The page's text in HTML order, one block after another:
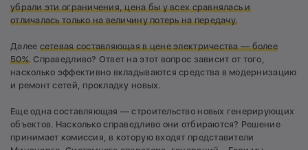
убрали эти ограничения, цена бы у всех сравнялась и
отличалась только на величину потерь на передачу.
Далее сетевая составляющая в цене электричества —более
50%. Справедливо? Ответ на этот вопрос зависит от того,
насколько эффективно вкладываются средства в модернизацию
и ремонт сетей, прокладку новых.
Еще одна составляющая — строительство новых генерирующих
объектов. Насколько справедливо они отбираются? Решение
принимает комиссия, в которую входят представители